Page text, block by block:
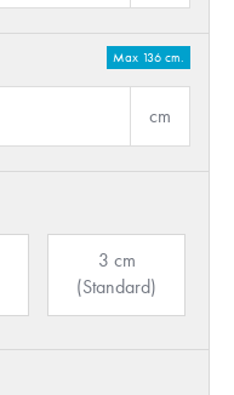
Max 136 cm.
cm
3 cm
(Standard)